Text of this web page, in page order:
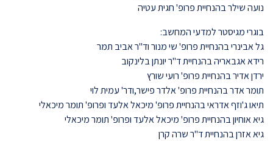
נועה שילר בהנחיית פרופ' חגית עטיה
בוגרי מגיסטר למדעי המחשב:
גל אבינרי בהנחיית פרופ' שי מנור וד"ר אביב תמר
רידא אגבאריה בהנחיית ד"ר יונתן בלינקוב
ירדן אדיר בהנחיית פרופ' רועי שורץ
תומר אדר בהנחיית פרופ' אלדר פישר,ודר' עמית לוי
תיאו ג'וזף אדראי בהנחיית פרופ' מיכאל אלעד ופרופ' תומר מיכאלי
גיא אוחיון בהנחיית פרופ' מיכאל אלעד ופרופ' תומר מיכאלי
גיא אזרן בהנחיית ד"ר שרה קרן